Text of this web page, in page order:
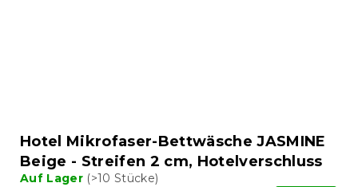
Hotel Mikrofaser-Bettwäsche JASMINE
Beige - Streifen 2 cm, Hotelverschluss
Auf Lager (>10 Stücke)